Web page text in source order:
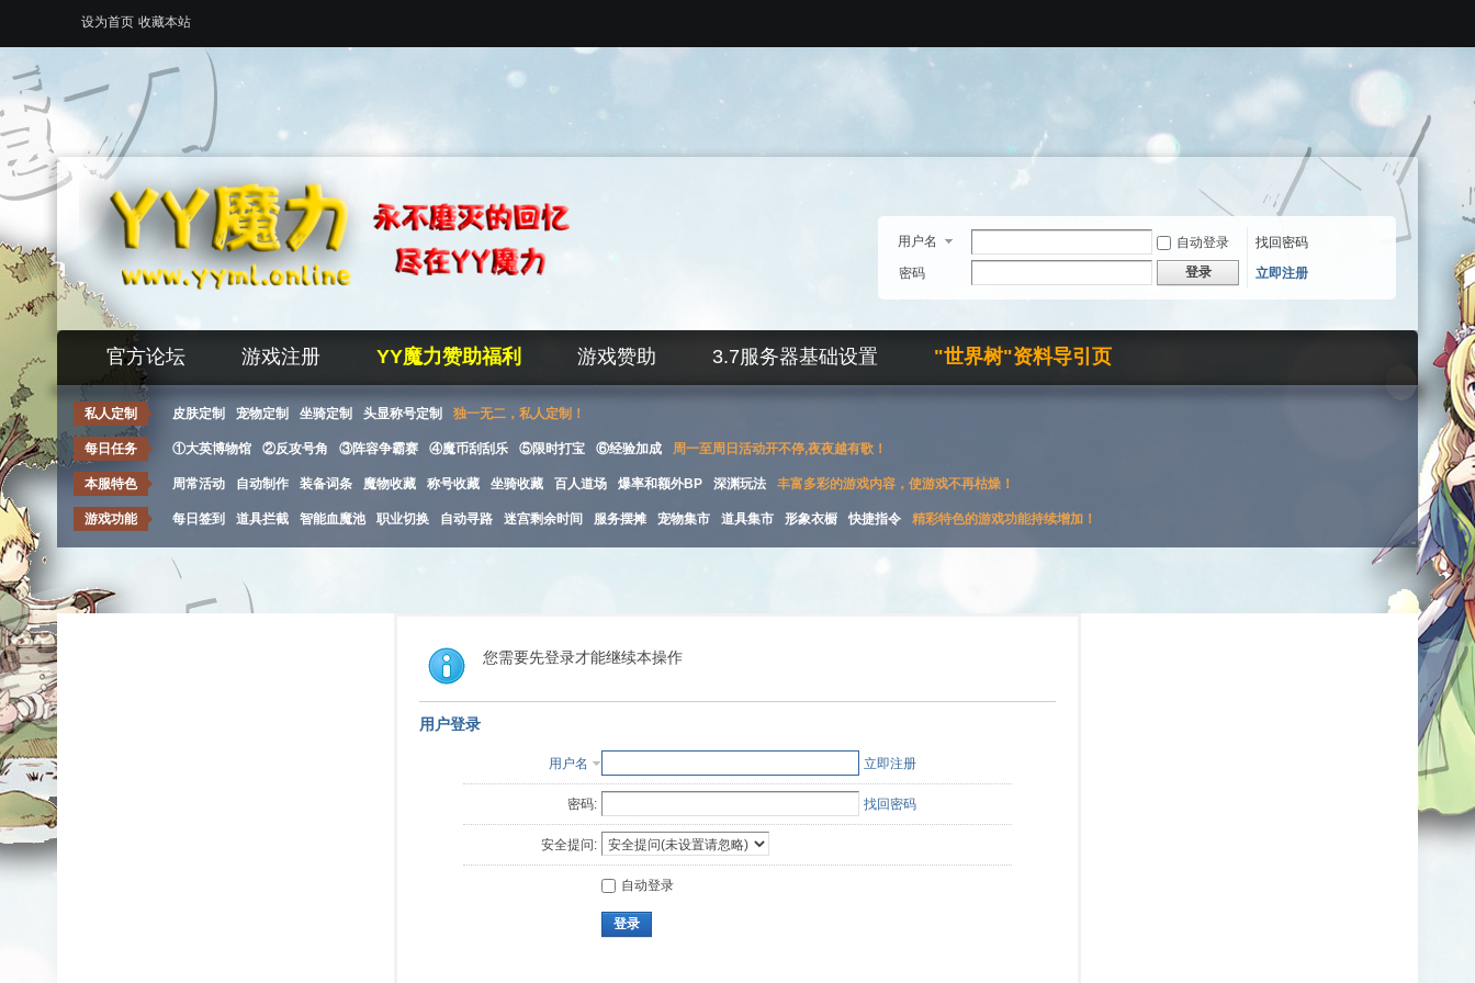
设为首页 收藏本站
用户名 自动登录
找回密码
密码
登录 立即注册
官方论坛 游戏注册 YY魔力赞助福利 游戏赞助 3.7服务器基础设置 "世界树"资料导引页
私人定制 皮肤定制 宠物定制 坐骑定制 头显称号定制 独一无二，私人定制！
每日任务 ①大英博物馆 ②反攻号角 ③阵容争霸赛 ④魔币刮刮乐 ⑤限时打宝 ⑥经验加成 周一至周日活动开不停,夜夜越有歌！
本服特色 周常活动 自动制作 装备词条 魔物收藏 称号收藏 坐骑收藏 百人道场 爆率和额外BP 深渊玩法 丰富多彩的游戏内容，使游戏不再枯燥！
游戏功能 每日签到 道具拦截 智能血魔池 职业切换 自动寻路 迷宫剩余时间 服务摆摊 宠物集市 道具集市 形象衣橱 快捷指令 精彩特色的游戏功能持续增加！
您需要先登录才能继续本操作
用户登录
用户名 立即注册
密码: 找回密码
安全提问:
自动登录
登录